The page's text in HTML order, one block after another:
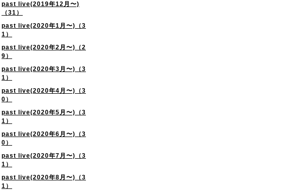
past live(2019年12月〜)
（31）
past live(2020年1月〜)（3
1）
past live(2020年2月〜)（2
9）
past live(2020年3月〜)（3
1）
past live(2020年4月〜)（3
0）
past live(2020年5月〜)（3
1）
past live(2020年6月〜)（3
0）
past live(2020年7月〜)（3
1）
past live(2020年8月〜)（3
1）